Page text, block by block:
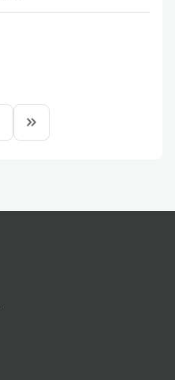
keyboard_double_arrow_right